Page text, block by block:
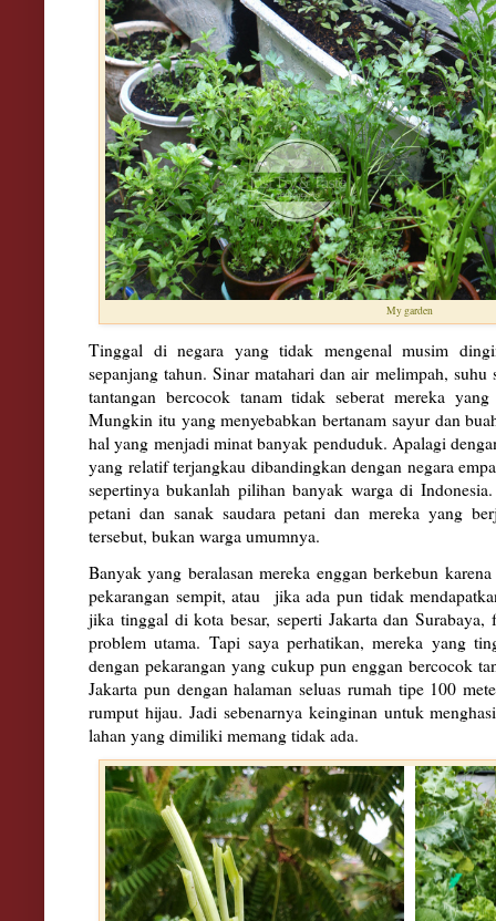
My garden
Tinggal di negara yang tidak mengenal musim
sepanjang tahun. Sinar matahari dan air melimpah, suhu
tantangan bercocok tanam tidak seberat mereka
Mungkin itu yang menyebabkan bertanam sayur dan
hal yang menjadi minat banyak penduduk. Apalagi
yang relatif terjangkau dibandingkan dengan negara
sepertinya bukanlah pilihan banyak warga di
petani dan sanak saudara petani dan mereka yang
tersebut, bukan warga umumnya.
Banyak yang beralasan mereka enggan berkebun
pekarangan sempit, atau jika ada pun tidak
jika tinggal di kota besar, seperti Jakarta dan Surabaya,
problem utama. Tapi saya perhatikan, mereka yang
dengan pekarangan yang cukup pun enggan bercocok
Jakarta pun dengan halaman seluas rumah tipe 100
rumput hijau. Jadi sebenarnya keinginan untuk
lahan yang dimiliki memang tidak ada.